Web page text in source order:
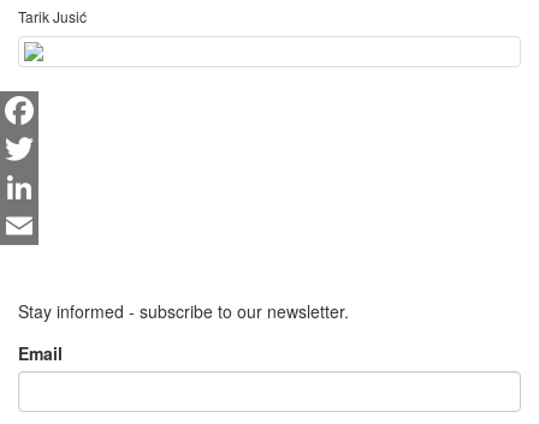
Tarik Jusić
Facebook
Twitter
LinkedIn
Stay informed - subscribe to our newsletter.
Email